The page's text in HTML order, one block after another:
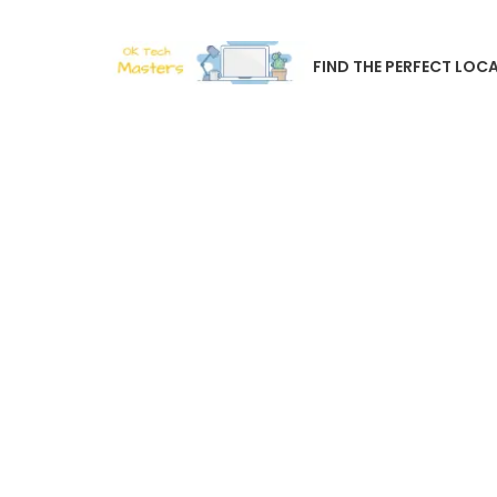
FIND THE PERFECT